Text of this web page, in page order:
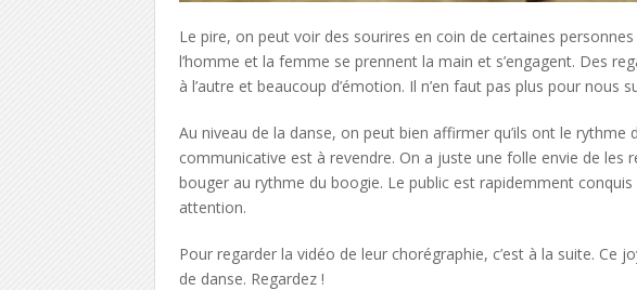
Le pire, on peut voir des sourires en coin de certaines personnes
l’homme et la femme se prennent la main et s’engagent. Des
à l’autre et beaucoup d’émotion. Il n’en faut pas plus pour nous
Au niveau de la danse, on peut bien affirmer qu’ils ont le rythme
communicative est à revendre. On a juste une folle envie de les
bouger au rythme du boogie. Le public est rapidemment
attention.
Pour regarder la vidéo de leur chorégraphie, c’est à la suite. Ce
de danse. Regardez !